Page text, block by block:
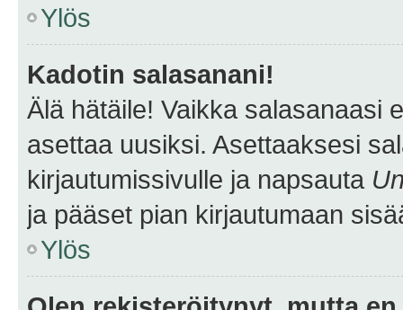
Ylös
Kadotin salasanani!
Älä hätäile! Vaikka salasanaasi
asettaa uusiksi. Asettaaksesi
kirjautumissivulle ja napsauta
ja pääset pian kirjautumaan
Ylös